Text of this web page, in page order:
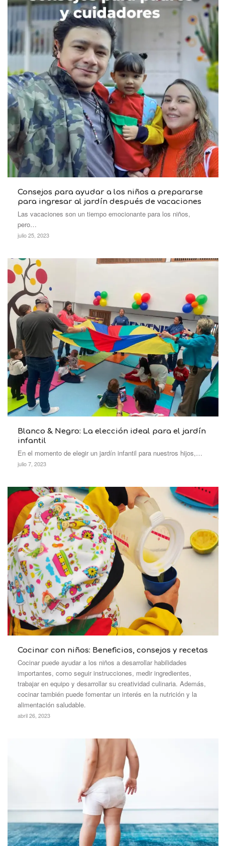
Consejos para ayudar a los niños a prepararse
para ingresar al jardín después de vacaciones
Las vacaciones son un tiempo emocionante para los niños,
pero…
julio 25, 2023
Blanco & Negro: La elección ideal para el jardín
infantil
En el momento de elegir un jardín infantil para nuestros hijos,…
julio 7, 2023
Cocinar con niños: Beneficios, consejos y recetas
Cocinar puede ayudar a los niños a desarrollar habilidades
importantes, como seguir instrucciones, medir ingredientes,
trabajar en equipo y desarrollar su creatividad culinaria. Además,
cocinar también puede fomentar un interés en la nutrición y la
alimentación saludable.
abril 26, 2023